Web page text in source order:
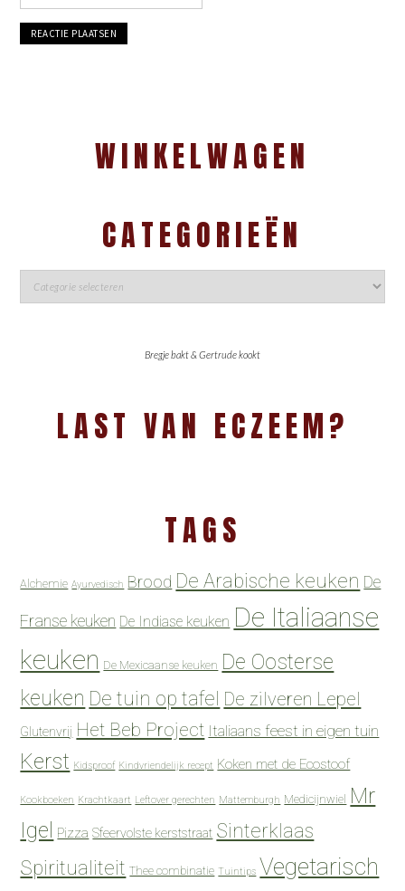
WINKELWAGEN
CATEGORIEËN
Bregje bakt & Gertrude kookt
LAST VAN ECZEEM?
TAGS
Alchemie Ayurvedisch Brood De Arabische keuken De
Franse keuken De Indiase keuken De Italiaanse
keuken De Mexicaanse keuken De Oosterse
keuken De tuin op tafel De zilveren Lepel
Glutenvrij Het Beb Project Italiaans feest in eigen tuin
Kerst Kidsproof Kindvriendelijk recept Koken met de Ecostoof
Kookboeken Krachtkaart Leftover gerechten Mattemburgh Medicijnwiel Mr
Igel
Pizza Sfeervolste kerststraat Sinterklaas
Spiritualiteit Thee combinatie Tuintips Vegetarisch